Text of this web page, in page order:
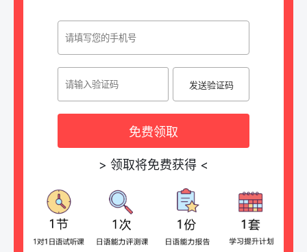
发送验证码
免费领取
> 领取将免费获得 <